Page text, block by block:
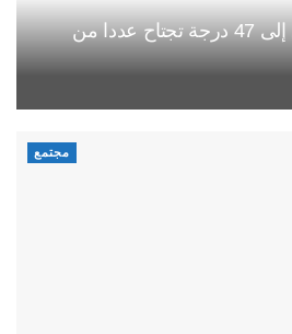
موجة حر شديدة تصل إلى 47 درجة تجتاح عددا من
مجتمع